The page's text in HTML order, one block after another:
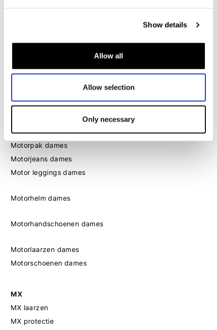
Show details
Allow all
Allow selection
Only necessary
Motorlaarzen heren
Motorkleding dames
Motorbroek dames
Motorpak dames
Motorjeans dames
Motor leggings dames
Motorhelm dames
Motorhandschoenen dames
Motorlaarzen dames
Motorschoenen dames
MX
MX laarzen
MX protectie